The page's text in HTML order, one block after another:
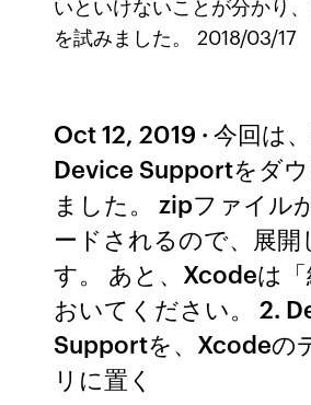
を試みました。 2018/03/17
Oct 12, 2019 · 今回は
Device Supportをダ
ました。 zipファイル
ードされるので、展開
す。 あと、Xcodeは
おいてください。 2.
Supportを、Xcodeの
リに置く